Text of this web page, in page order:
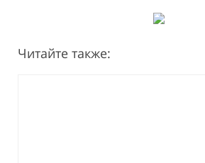
Читайте также: